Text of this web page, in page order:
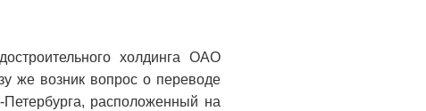
холдинга ОАО
же возник вопрос о переводе
расположенный на